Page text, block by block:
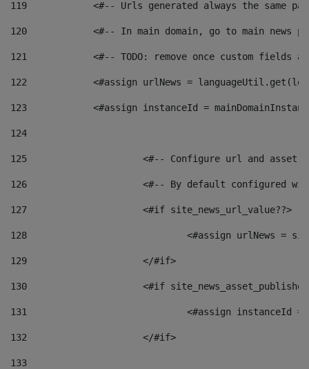
119
<#-- Urls generated always the same
120
<#-- In main domain, go to main news
121
<#-- TODO: remove once custom fields
122
<#assign urlNews =
123
<#assign instanceId =
124
125 <#-- Configure url and asset
126 <#-- By default configured
127
			<#if site_news_url_value??>
128
129
			</#if>
130
<#if
131
132
			</#if>
133